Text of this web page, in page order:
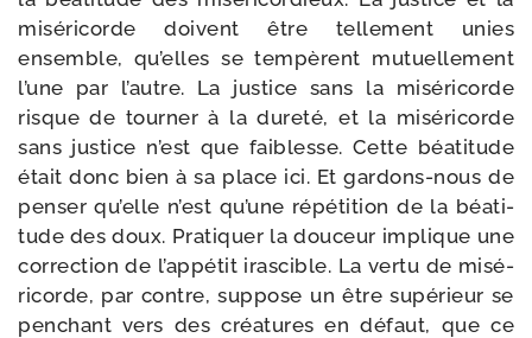
misé­ri­corde doivent être tel­le­ment unies
ensemble, qu’elles se tem­pèrent mutuel­le­ment
l’une par l’autre. La jus­tice sans la misé­ri­corde
risque de tour­ner à la dure­té, et la misé­ri­corde
sans jus­tice n’est que fai­blesse. Cette béa­ti­tude
était donc bien à sa place ici. Et gardons-​nous de
pen­ser qu’elle n’est qu’une répé­ti­tion de la béa­ti­
tude des doux. Pratiquer la dou­ceur implique une
cor­rec­tion de l’appétit iras­cible. La ver­tu de misé­
ri­corde, par contre, sup­pose un être supé­rieur se
pen­chant vers des créa­tures en défaut, que ce